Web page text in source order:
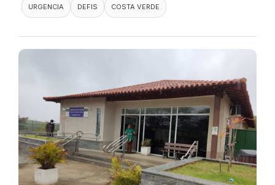
URGENCIA
DEFIS COSTA VERDE